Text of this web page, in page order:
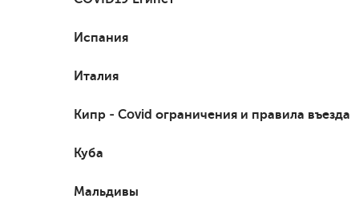
Испания
Италия
Кипр - Covid ограничения и правила въезда
Куба
Мальдивы